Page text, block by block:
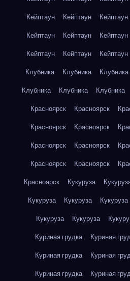
Кейптаун
Кейптаун Кейптаун
Кейптаун
Кейптаун Кейптаун
Кейптаун
Кейптаун Кейптаун
Клубника
Клубника Клубника
Клубника
Клубника Клубника
Красноярск
Красноярск
Красноярск
Красноярск
Красноярск
Красноярск
Красноярск
Красноярск
Красноярск
Кукуруза
Кукуруза
Кукуруза Кукуруза
Кукуруза
Кукуруза
Куриная грудка
Куриная
Куриная грудка
Куриная
Куриная грудка
Куриная